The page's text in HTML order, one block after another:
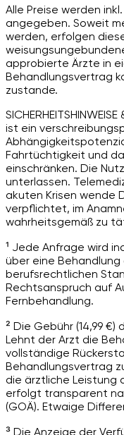
Alle Preise werden
angegeben. Soweit
werden, erfolgen
approbierte Ärzte in
Behandlungsvertrag
zustande.
ist ein
Fahrtüchtigkeit und
einschränken. Die
unterlassen.
akuten Krisen wende
verpflichtet, im
wahrheitsgemäß zu
¹ Jede Anfrage wird
über eine
berufsrechtlichen
Rechtsanspruch auf
Fernbehandlung.
² Die Gebühr (14,99
Lehnt der Arzt die
vollständige
Behandlungsvertrag
die ärztliche Leistung
erfolgt transparent
(GOÄ). Etwaige
³ Die Anzeige der